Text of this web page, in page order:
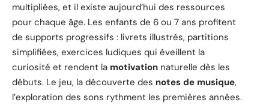
multipliées, et il existe aujourd’hui des ressources
pour chaque âge. Les enfants de 6 ou 7 ans profitent
de supports progressifs : livrets illustrés, partitions
simplifiées, exercices ludiques qui éveillent la
curiosité et rendent la motivation naturelle dès les
débuts. Le jeu, la découverte des notes de musique,
l’exploration des sons rythment les premières années.